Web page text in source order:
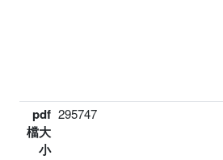
pdf
檔大
小
295747